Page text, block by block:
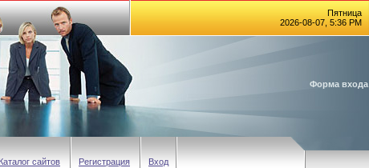
Пятница
2026-08-07, 5:36 PM
Форма входа
Каталог сайтов Регистрация Вход